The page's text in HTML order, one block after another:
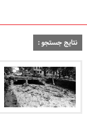
نتایج جستجو :